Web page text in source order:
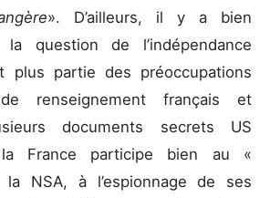
». D’ailleurs, il y a bien
question de l’indépendance
plus partie des préoccupations
renseignement français et
documents secrets US
France participe bien au «
NSA, à l’espionnage de ses